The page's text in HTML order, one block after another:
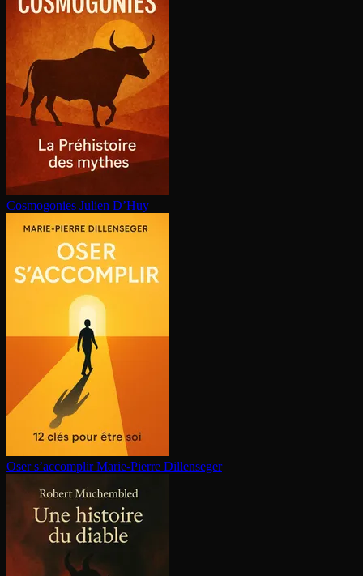
Cosmogonies Julien D’Huy
Oser s’accomplir Marie-Pierre Dillenseger